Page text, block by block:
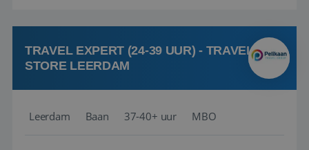
team het reisbureau verder...
TRAVEL EXPERT (24-39 UUR) - TRAVEL
STORE LEERDAM
Leerdam Baan 37-40+ uur MBO